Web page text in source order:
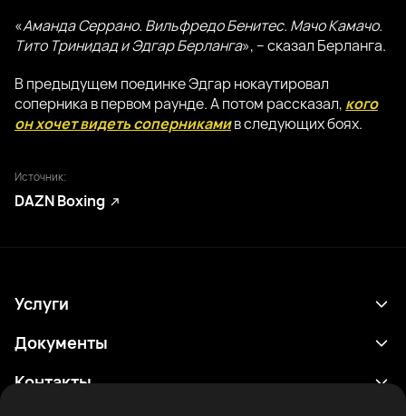
«Аманда Серрано. Вильфредо Бенитес. Мачо Камачо.
Тито Тринидад и Эдгар Берланга», – сказал Берланга.
В предыдущем поединке Эдгар нокаутировал
соперника в первом раунде. А потом рассказал, кого
он хочет видеть соперникамив следующих боях.
Источник:
DAZN Boxing
Услуги
Расписание
Документы
Политика конфиденциальности
Контакты